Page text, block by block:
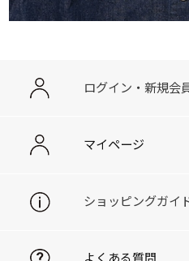
ログイン・新規会
マイページ
ショッピングガイ